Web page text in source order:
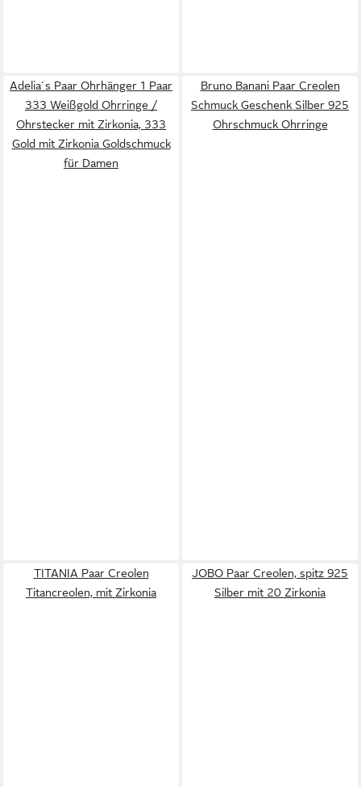
Adelia´s Paar Ohrhänger 1 Paar
333 Weißgold Ohrringe /
Ohrstecker mit Zirkonia, 333
Gold mit Zirkonia Goldschmuck
für Damen
Bruno Banani Paar Creolen
Schmuck Geschenk Silber 925
Ohrschmuck Ohrringe
TITANIA Paar Creolen
Titancreolen, mit Zirkonia
JOBO Paar Creolen, spitz 925
Silber mit 20 Zirkonia